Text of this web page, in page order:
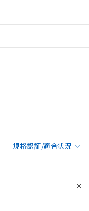
規格認証/適合状況